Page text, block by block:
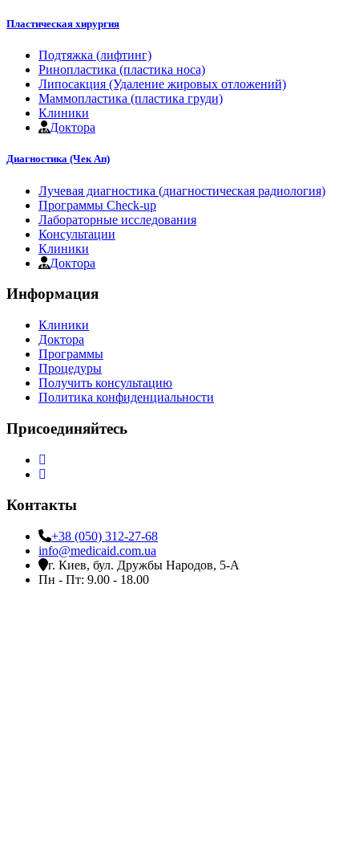
Пластическая хирургия
Подтяжка (лифтинг)
Ринопластика (пластика носа)
Липосакция (Удаление жировых отложений)
Маммопластика (пластика груди)
Клиники
Доктора
Диагностика (Чек Ап)
Лучевая диагностика (диагностическая радиология)
Программы Check-up
Лабораторные исследования
Консультации
Клиники
Доктора
Информация
Клиники
Доктора
Программы
Процедуры
Получить консультацию
Политика конфиденциальности
Присоединяйтесь
Контакты
+38 (050) 312-27-68
info@medicaid.com.ua
г. Киев, бул. Дружбы Народов, 5-А
Пн - Пт: 9.00 - 18.00